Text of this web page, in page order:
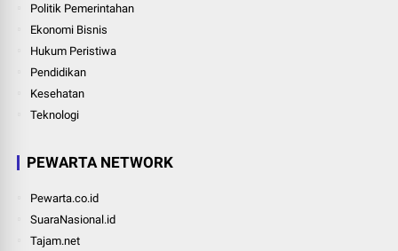
Politik Pemerintahan
Ekonomi Bisnis
Hukum Peristiwa
Pendidikan
Kesehatan
Teknologi
PEWARTA NETWORK
Pewarta.co.id
SuaraNasional.id
Tajam.net